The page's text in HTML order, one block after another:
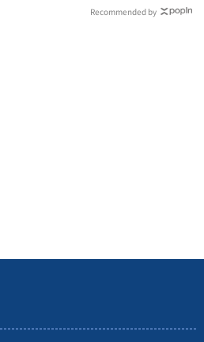
Recommended by